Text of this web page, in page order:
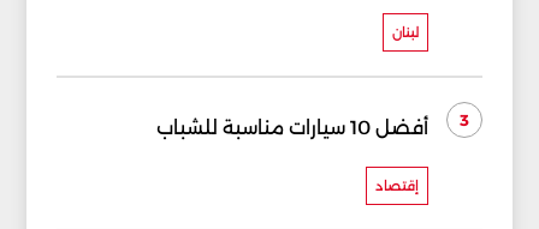
لبنان
3 أفضل 10 سيارات مناسبة للشباب
إقتصاد